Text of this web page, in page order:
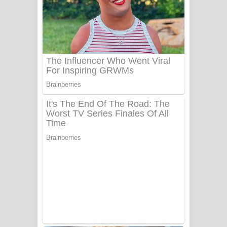
සෝසා ගීතයේ පද පෙළ
Heavy Weight Song Lyrics
Aye Lanweela Song Lyrics - ආයේ
ලංවීලා ගීතයේ පද පෙළ
Ala purannata Song Lyrics - ආල